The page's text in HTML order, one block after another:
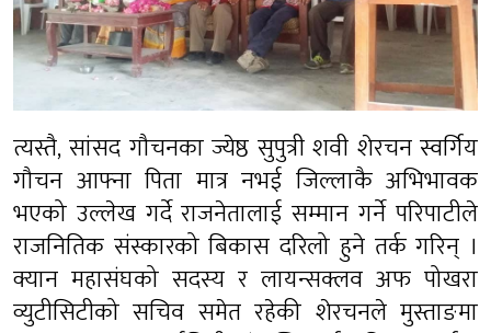
त्यस्तै, सांसद गौचनका ज्येष्ठ सुपुत्री शवी शेरचन स्वर्गिय
गौचन आफ्ना पिता मात्र नभई जिल्लाकै अभिभावक
भएको उल्लेख गर्दे राजनेतालाई सम्मान गर्ने परिपाटीले
राजनितिक संस्कारको बिकास दरिलो हुने तर्क गरिन् ।
क्यान महासंघको सदस्य र लायन्सक्लव अफ पोखरा
व्युटीसिटीको सचिव समेत रहेकी शेरचनले मुस्ताङमा